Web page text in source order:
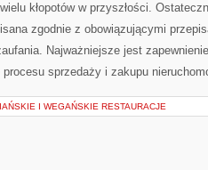
kłopotów w przyszłości.
zgodnie z ⁢obowiązującymi
Najważniejsze jest
sprzedaży i zakupu
I WEGAŃSKIE RESTAURACJE